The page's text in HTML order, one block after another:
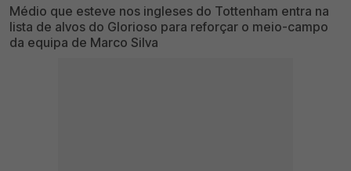
Médio que esteve nos ingleses do Tottenham entra na
lista de alvos do Glorioso para reforçar o meio-campo
da equipa de Marco Silva